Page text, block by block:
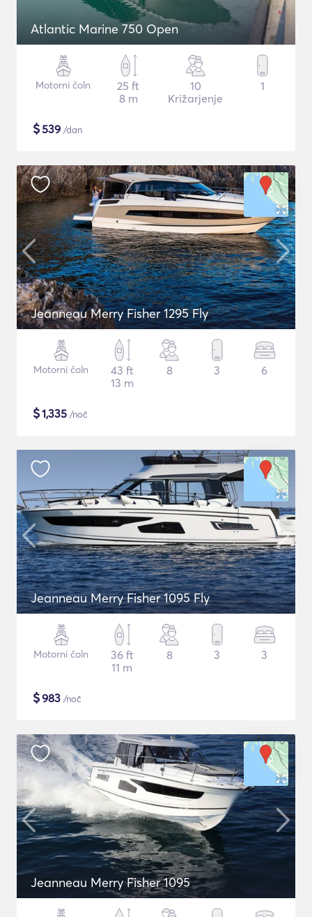
Atlantic Marine 750 Open
Motorni čoln
25 ft
8 m
10
Križarjenje
1
$539 /dan
Jeanneau Merry Fisher 1295 Fly
Motorni čoln
43 ft
13 m
8 3 6
$1,335 /noč
Jeanneau Merry Fisher 1095 Fly
Motorni čoln
36 ft
11 m
8 3 3
$983 /noč
Jeanneau Merry Fisher 1095